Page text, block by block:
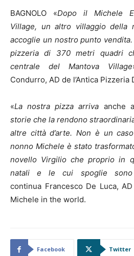
BAGNOLO «Dopo il Michele
Village, un altro villaggio della
accoglie un nostro punto
pizzeria di 370 metri quadri
centrale del Mantova Village
Condurro, AD de l’Antica
«La nostra pizza arriva anche a
storie che la rendono
altre città d’arte. Non è un
nonno Michele è stato
novello Virgilio che proprio in
natali e le cui spoglie
continua Francesco De Luca,
Michele in the world.
Facebook Twitter